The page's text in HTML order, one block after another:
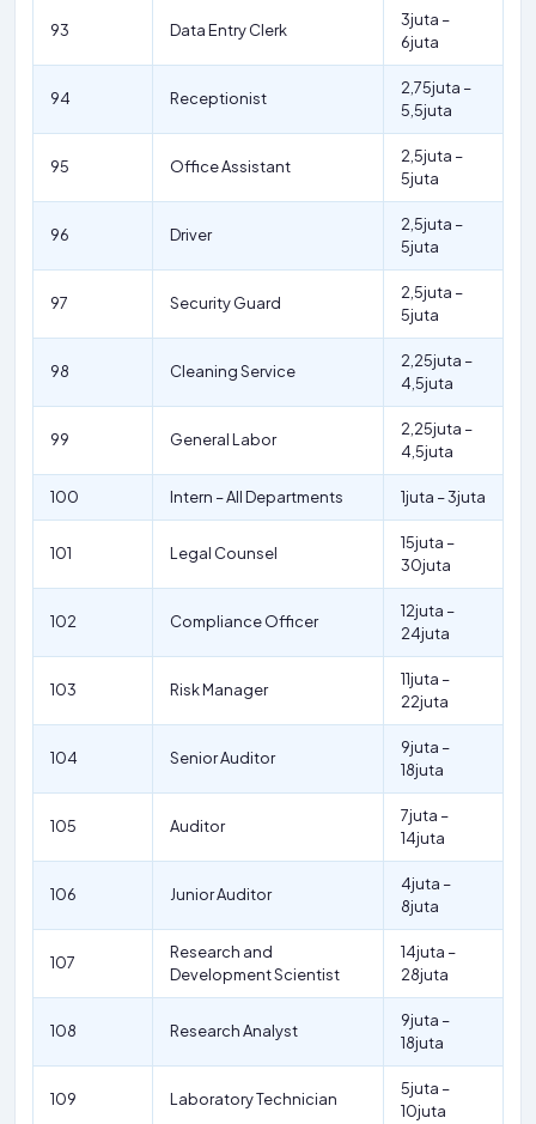
93 Data Entry Clerk
3juta –
6juta
94 Receptionist
2,75juta –
5,5juta
95 Office Assistant
2,5juta –
5juta
96 Driver
2,5juta –
5juta
97 Security Guard
2,5juta –
5juta
98 Cleaning Service
2,25juta –
4,5juta
99 General Labor
2,25juta –
4,5juta
100 Intern – All Departments 1juta – 3juta
101 Legal Counsel
15juta –
30juta
102 Compliance Officer
12juta –
24juta
103 Risk Manager
11juta –
22juta
104 Senior Auditor
9juta –
18juta
105 Auditor
7juta –
14juta
106 Junior Auditor
4juta –
8juta
107
Research and
Development Scientist
14juta –
28juta
108 Research Analyst
9juta –
18juta
109 Laboratory Technician
5juta –
10juta